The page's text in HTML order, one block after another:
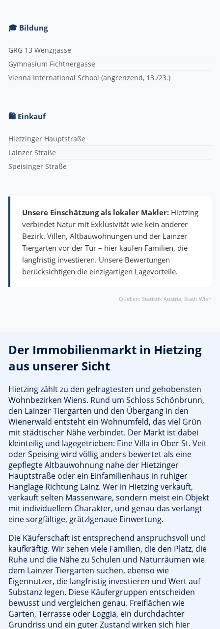
🎓 Bildung
GRG 13 Wenzgasse
Gymnasium Fichtnergasse
Vienna International School (angrenzend, 13./23.)
🛍 Einkauf
Hietzinger Hauptstraße
Lainzer Straße
Speisinger Straße
Unsere Einschätzung als lokaler Makler: Hietzing
verbindet Natur mit Exklusivität wie kein anderer
Bezirk. Villen, Altbauwohnungen und der Lainzer
Tiergarten vor der Tür – hier kaufen Familien, die
langfristig investieren. Unsere Bewertungen
berücksichtigen die einzigartigen Lagevorteile.
Quellen: Statistik Austria, Stadt Wien
Der Immobilienmarkt in Hietzing
aus unserer Sicht
Hietzing zählt zu den gefragtesten und gehobensten
Wohnbezirken Wiens. Rund um Schloss Schönbrunn,
den Lainzer Tiergarten und den Übergang in den
Wienerwald entsteht ein Wohnumfeld, das viel Grün
mit städtischer Nähe verbindet. Der Markt ist dabei
kleinteilig und lagegetrieben: Eine Villa in Ober St. Veit
oder Speising wird völlig anders bewertet als eine
gepflegte Altbauwohnung nahe der Hietzinger
Hauptstraße oder ein Einfamilienhaus in ruhiger
Hanglage Richtung Lainz. Wer in Hietzing verkauft,
verkauft selten Massenware, sondern meist ein Objekt
mit individuellem Charakter, und genau das verlangt
eine sorgfältige, grätzlgenaue Einwertung.
Die Käuferschaft ist entsprechend anspruchsvoll und
kaufkräftig. Wir sehen viele Familien, die den Platz, die
Ruhe und die Nähe zu Schulen und Naturräumen wie
dem Lainzer Tiergarten suchen, ebenso wie
Eigennutzer, die langfristig investieren und Wert auf
Substanz legen. Diese Käufergruppen entscheiden
bewusst und vergleichen genau. Freiflächen wie
Garten, Terrasse oder Loggia, ein durchdachter
Grundriss und ein guter Zustand wirken sich hier